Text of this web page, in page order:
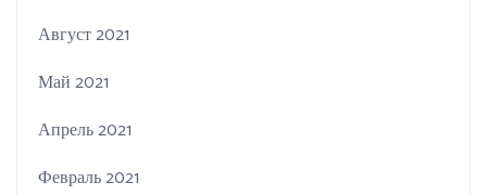
Август 2021
Май 2021
Апрель 2021
Февраль 2021